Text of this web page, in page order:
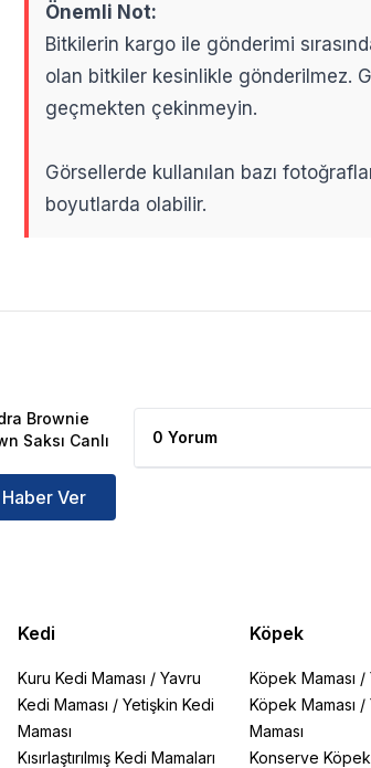
Önemli Not:
Bitkilerin kargo ile gönderimi
olan bitkiler kesinlikle gönderilmez.
geçmekten çekinmeyin.
Görsellerde kullanılan bazı
boyutlarda olabilir.
Brown Saksı Canlı Bitki Ürün
Brownie
Saksı Canlı
Ver
0 Yorum
Kedi
Kuru Kedi Maması / Yavru
Kedi Maması / Yetişkin Kedi
Maması
Kısırlaştırılmış Kedi Mamaları
Köpek
Köpek Maması /
Köpek Maması /
Maması
Konserve Köpek